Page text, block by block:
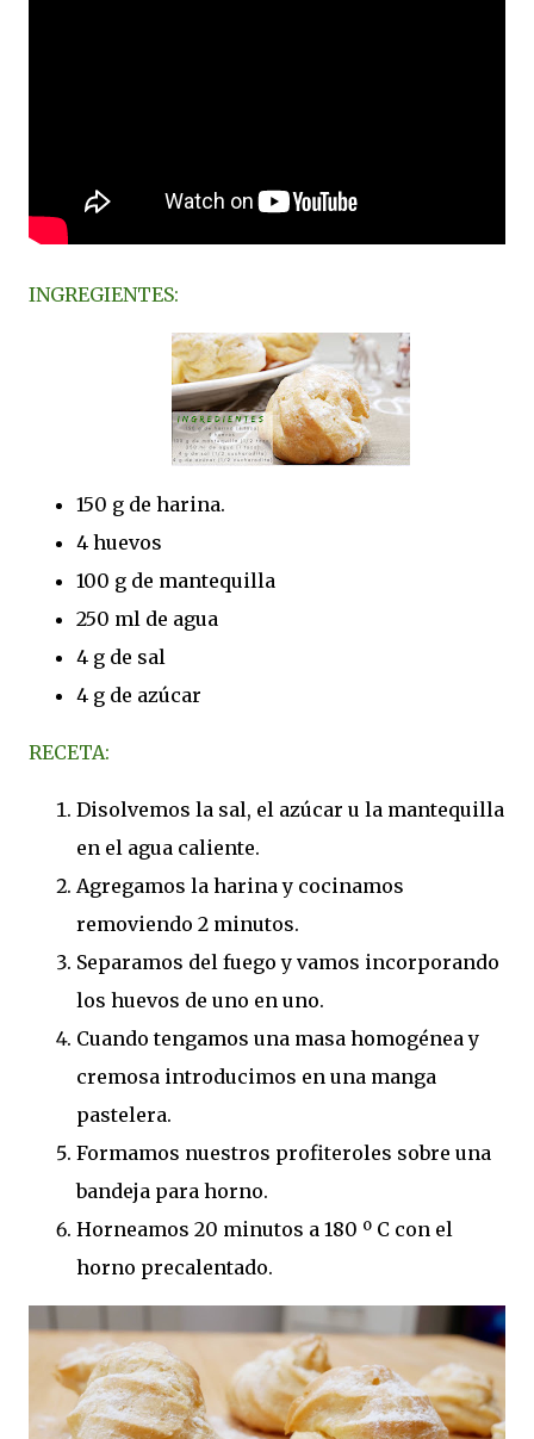
INGREGIENTES:
150 g de harina.
4 huevos
100 g de mantequilla
250 ml de agua
4 g de sal
4 g de azúcar
RECETA:
Disolvemos la sal, el azúcar u la mantequilla
en el agua caliente.
Agregamos la harina y cocinamos
removiendo 2 minutos.
Separamos del fuego y vamos incorporando
los huevos de uno en uno.
Cuando tengamos una masa homogénea y
cremosa introducimos en una manga
pastelera.
Formamos nuestros profiteroles sobre una
bandeja para horno.
Horneamos 20 minutos a 180 º C con el
horno precalentado.